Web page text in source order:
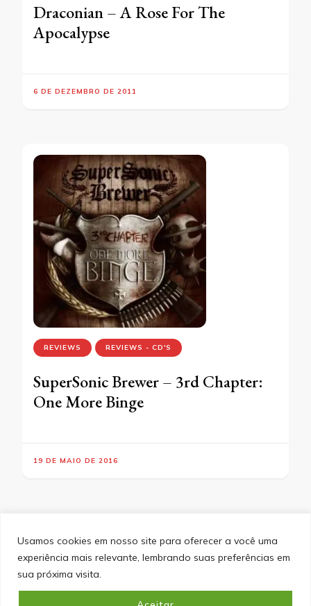
Usamos cookies em nosso site para oferecer a você uma
experiência mais relevante, lembrando suas preferências em
sua próxima visita.
Draconian – A Rose For The
Apocalypse
6 DE DEZEMBRO DE 2011
REVIEWS REVIEWS - CD'S
SuperSonic Brewer – 3rd Chapter:
One More Binge
19 DE MAIO DE 2016
SITEMAP POLÍTICA DE PRIVACIDADE
EQUIPE